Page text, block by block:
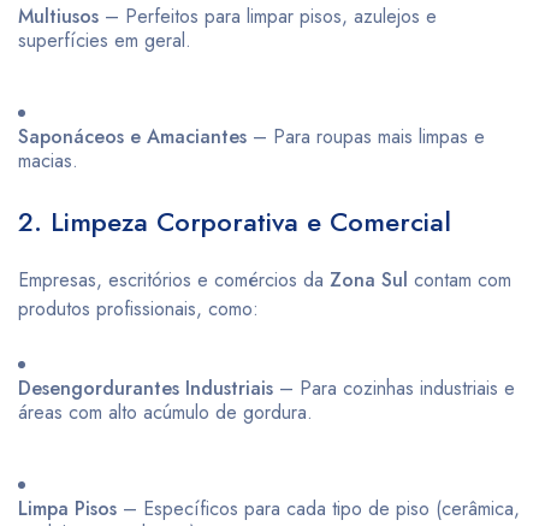
Multiusos – Perfeitos para limpar pisos, azulejos e
superfícies em geral.
Saponáceos e Amaciantes – Para roupas mais limpas e
macias.
2. Limpeza Corporativa e Comercial
Empresas, escritórios e comércios da Zona Sul contam com
produtos profissionais, como:
Desengordurantes Industriais – Para cozinhas industriais e
áreas com alto acúmulo de gordura.
Limpa Pisos – Específicos para cada tipo de piso (cerâmica,